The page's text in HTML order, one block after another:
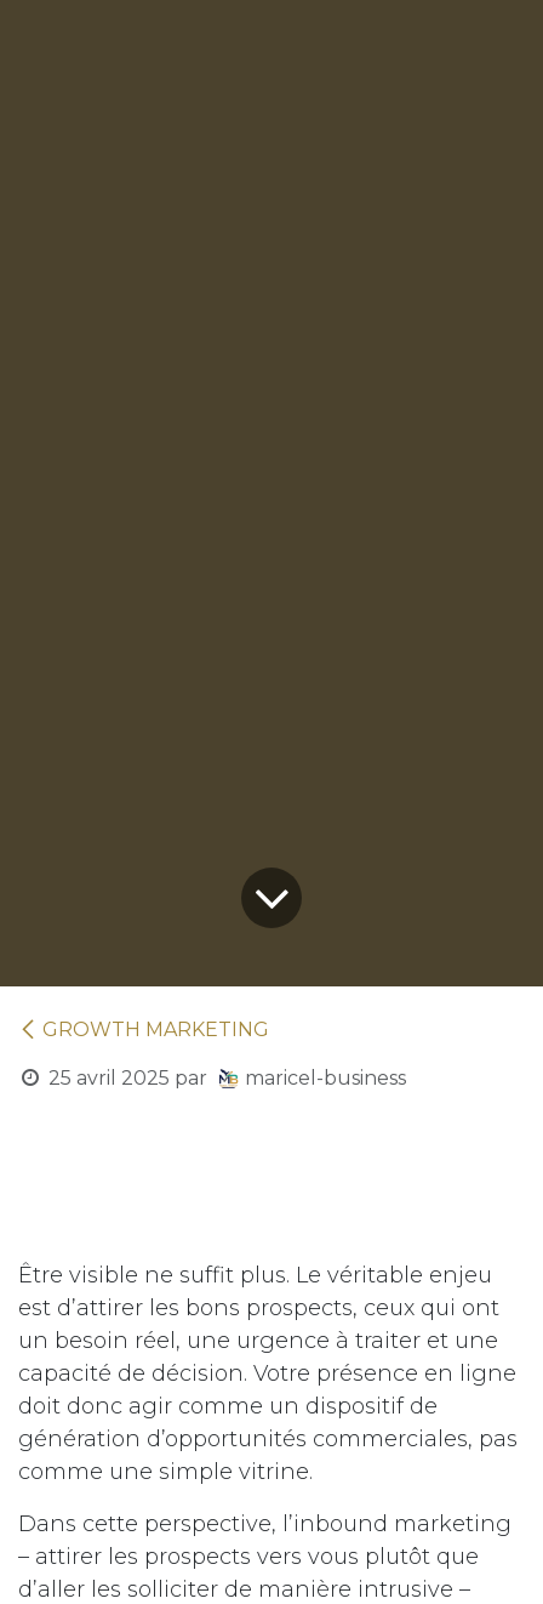
GROWTH MARKETING
25 avril 2025 par maricel-business
Être visible ne suffit plus. Le véritable enjeu
est d’attirer les bons prospects, ceux qui ont
un besoin réel, une urgence à traiter et une
capacité de décision. Votre présence en ligne
doit donc agir comme un dispositif de
génération d’opportunités commerciales, pas
comme une simple vitrine.
Dans cette perspective, l’inbound marketing
– attirer les prospects vers vous plutôt que
d’aller les solliciter de manière intrusive –